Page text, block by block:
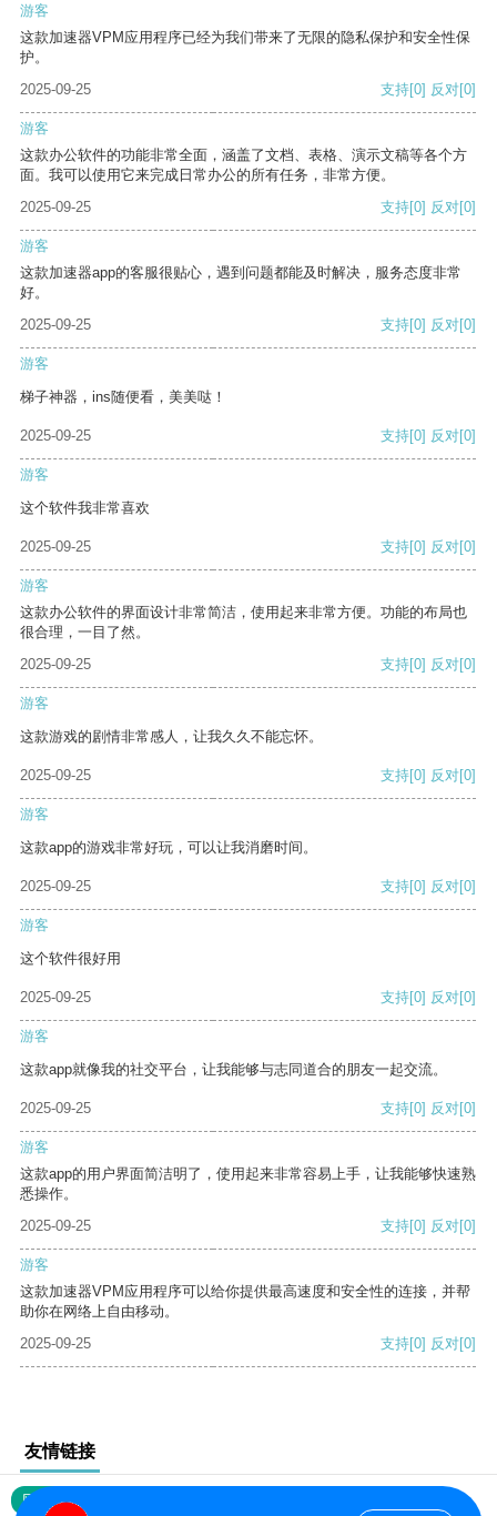
游客
这款加速器VPM应用程序已经为我们带来了无限的隐私保护和安全性保
护。
2025-09-25
支持[0] 反对[0]
游客
这款办公软件的功能非常全面，涵盖了文档、表格、演示文稿等各个方
面。我可以使用它来完成日常办公的所有任务，非常方便。
2025-09-25
支持[0] 反对[0]
游客
这款加速器app的客服很贴心，遇到问题都能及时解决，服务态度非常
好。
2025-09-25
支持[0] 反对[0]
游客
梯子神器，ins随便看，美美哒！
2025-09-25 支持[0] 反对[0]
游客
这个软件我非常喜欢
2025-09-25 支持[0] 反对[0]
游客
这款办公软件的界面设计非常简洁，使用起来非常方便。功能的布局也
很合理，一目了然。
2025-09-25
支持[0] 反对[0]
游客
这款游戏的剧情非常感人，让我久久不能忘怀。
2025-09-25 支持[0] 反对[0]
游客
这款app的游戏非常好玩，可以让我消磨时间。
2025-09-25 支持[0] 反对[0]
游客
这个软件很好用
2025-09-25 支持[0] 反对[0]
游客
这款app就像我的社交平台，让我能够与志同道合的朋友一起交流。
2025-09-25 支持[0] 反对[0]
游客
这款app的用户界面简洁明了，使用起来非常容易上手，让我能够快速熟
悉操作。
2025-09-25
支持[0] 反对[0]
游客
这款加速器VPM应用程序可以给你提供最高速度和安全性的连接，并帮
助你在网络上自由移动。
2025-09-25
支持[0] 反对[0]
友情链接
网站地图